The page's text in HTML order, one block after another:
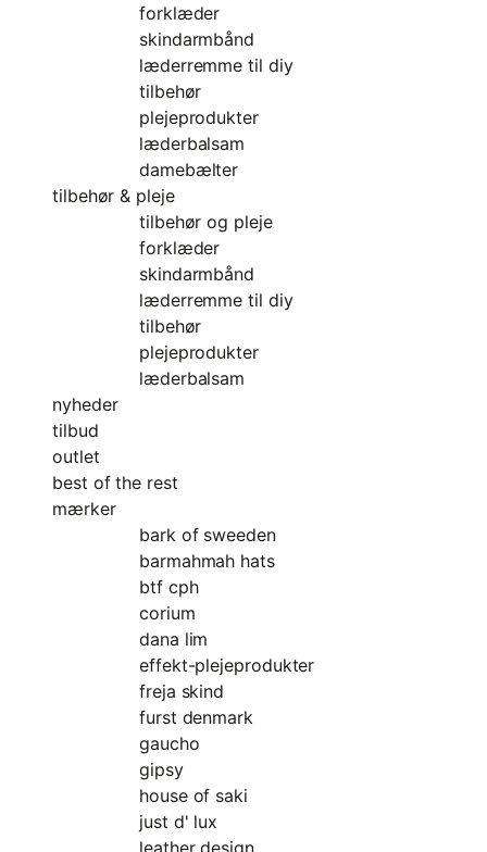
forklæder
skindarmbånd
læderremme til diy
tilbehør
plejeprodukter
læderbalsam
damebælter
tilbehør & pleje
tilbehør og pleje
forklæder
skindarmbånd
læderremme til diy
tilbehør
plejeprodukter
læderbalsam
nyheder
tilbud
outlet
best of the rest
mærker
bark of sweeden
barmahmah hats
btf cph
corium
dana lim
effekt-plejeprodukter
freja skind
furst denmark
gaucho
gipsy
house of saki
just d' lux